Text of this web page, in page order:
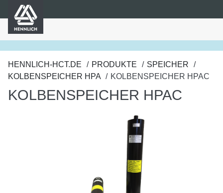
springen
HENNLICH-HCT.DE PRODUKTE
SPEICHER
KOLBENSPEICHER HPA
KOLBENSPEICHER HPAC
KOLBENSPEICHER HPAC